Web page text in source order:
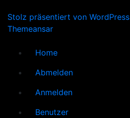
Stolz präsentiert von WordPress
Themeansar
Home
Abmelden
Anmelden
Benutzer